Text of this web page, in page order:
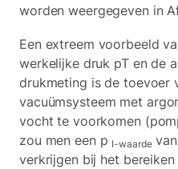
worden weergegeven in
Een extreem voorbeeld
werkelijke druk pT en de
drukmeting is de toevoer
vacuümsysteem met
vocht te voorkomen
zou men een p I-waardevan
verkrijgen bij het